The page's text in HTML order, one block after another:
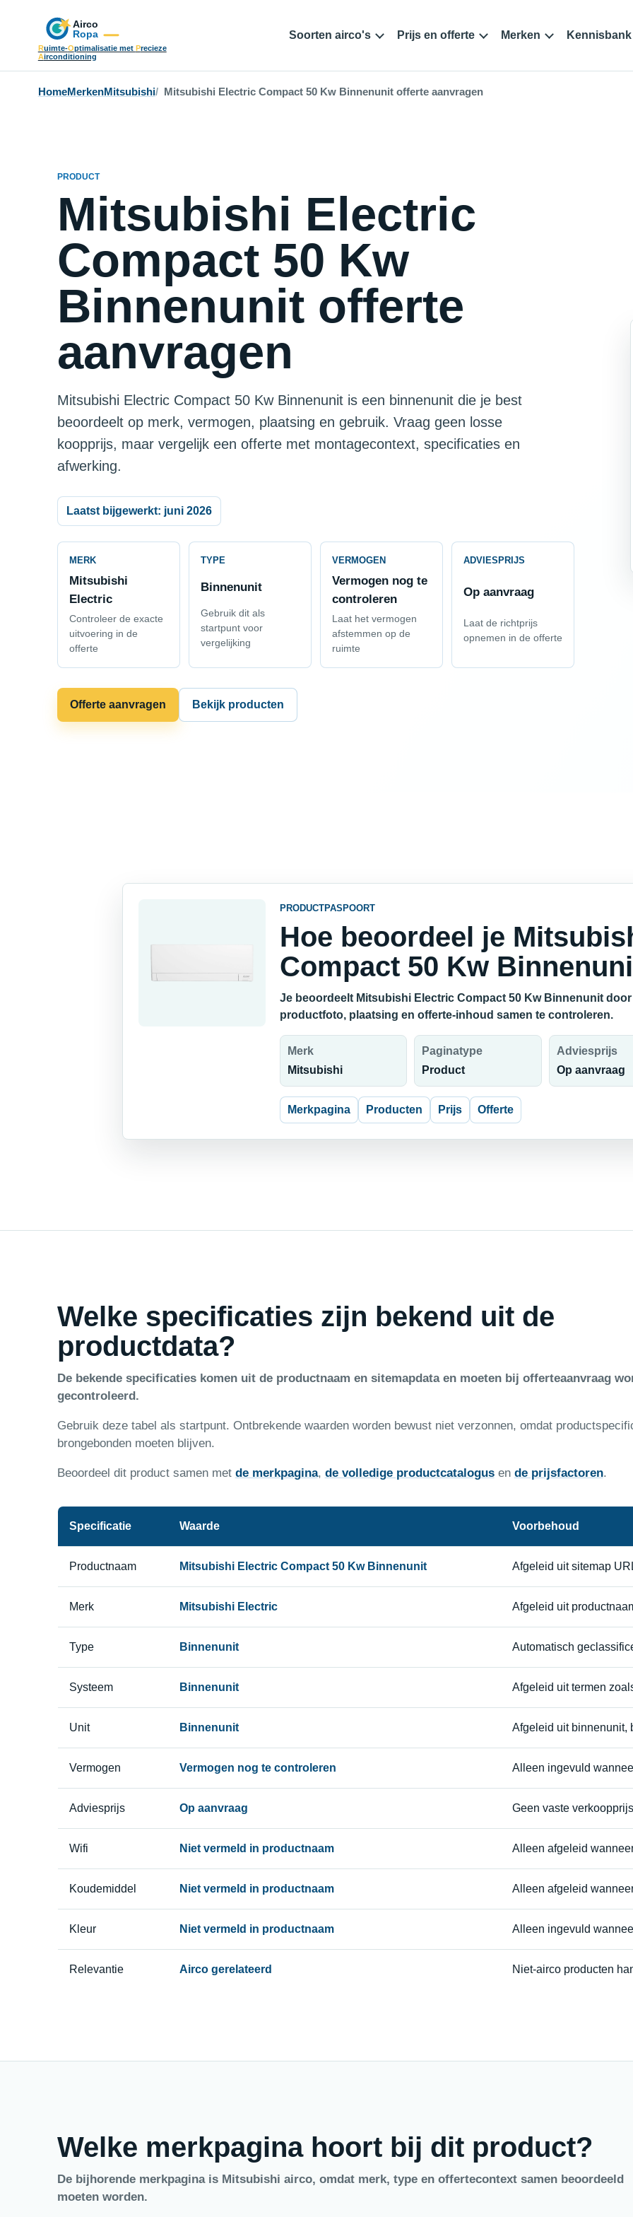
Ruimte-Optimalisatie met Precieze
Airconditioning
Soorten airco's Prijs en offerte Merken Kennisbank
HomeMerkenMitsubishi Mitsubishi Electric Compact 50 Kw Binnenunit offerte aanvragen
PRODUCT
Mitsubishi Electric
Compact 50 Kw
Binnenunit offerte
aanvragen
Mitsubishi Electric Compact 50 Kw Binnenunit is een binnenunit die je best
beoordeelt op merk, vermogen, plaatsing en gebruik. Vraag geen losse
koopprijs, maar vergelijk een offerte met montagecontext, specificaties en
afwerking.
Laatst bijgewerkt: juni 2026
MERK
Mitsubishi
Electric
Controleer de exacte
uitvoering in de
offerte
TYPE
Binnenunit
Gebruik dit als
startpunt voor
vergelijking
VERMOGEN
Vermogen nog te
controleren
Laat het vermogen
afstemmen op de
ruimte
ADVIESPRIJS
Op aanvraag
Laat de richtprijs
opnemen in de offerte
Offerte aanvragen Bekijk producten
PRODUCTPASPOORT
Hoe beoordeel je
Compact 50 Kw
Je beoordeelt Mitsubishi Electric Compact 50 Kw Binnenunit
productfoto, plaatsing en offerte-inhoud samen te controleren.
Merk
Mitsubishi
Paginatype
Product
Adviesprijs
Op aanvraag
Merkpagina Producten Prijs Offerte
Welke specificaties zijn bekend uit de
productdata?
De bekende specificaties komen uit de productnaam en sitemapdata en moeten bij offerteaanvraag
gecontroleerd.
Gebruik deze tabel als startpunt. Ontbrekende waarden worden bewust niet verzonnen, omdat
brongebonden moeten blijven.
Beoordeel dit product samen met de merkpagina, de volledige productcatalogusen de prijsfactoren.
Specificatie Waarde Voorbehoud
Productnaam Mitsubishi Electric Compact 50 Kw Binnenunit Afgeleid uit sitemap
Merk Mitsubishi Electric Afgeleid uit
Type Binnenunit Automatisch
Systeem Binnenunit Afgeleid uit termen
Unit Binnenunit Afgeleid uit binnenunit,
Vermogen Vermogen nog te controleren Alleen ingevuld
Adviesprijs Op aanvraag Geen vaste
Wifi Niet vermeld in productnaam Alleen afgeleid
Koudemiddel Niet vermeld in productnaam Alleen afgeleid
Kleur Niet vermeld in productnaam Alleen ingevuld
Relevantie Airco gerelateerd Niet-airco producten
Welke merkpagina hoort bij dit product?
De bijhorende merkpagina is Mitsubishi airco, omdat merk, type en offertecontext samen beoordeeld
moeten worden.